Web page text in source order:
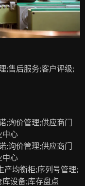
;售后服务;客户评级;
;询价管理;供应商门
中心
;询价管理;供应商门
中心
产均衡柜;序列号管理;
设备;库存盘点